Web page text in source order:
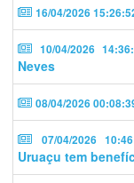
16/04/2026
10/04/2026
Neves
08/04/2026
07/04/2026
Uruaçu tem